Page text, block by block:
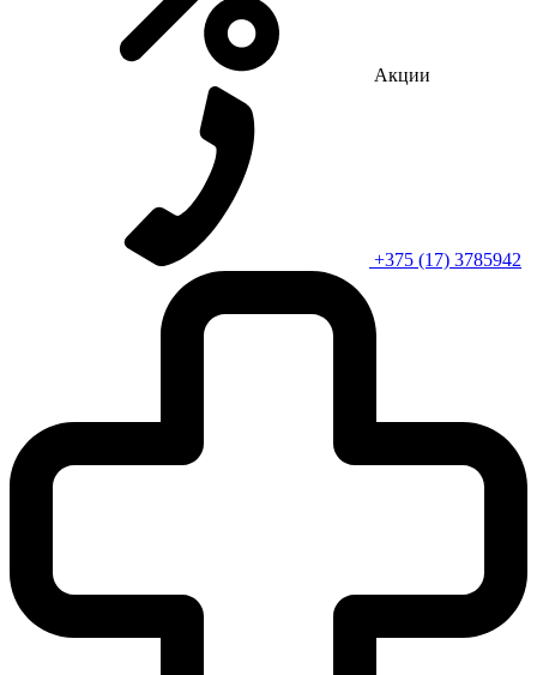
Акции
+375 (17) 3785942